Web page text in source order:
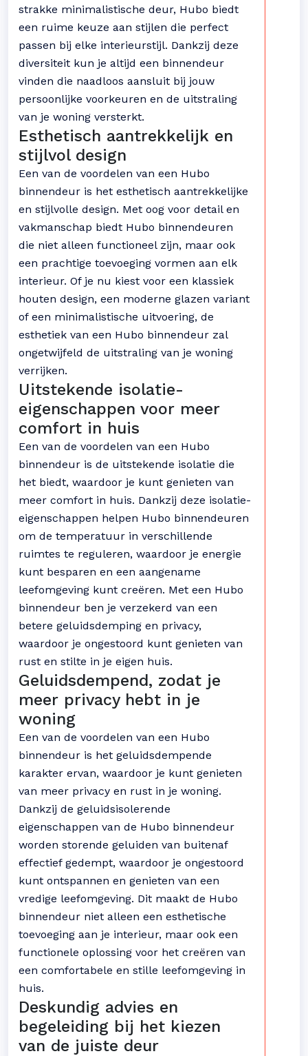
strakke minimalistische deur, Hubo biedt
een ruime keuze aan stijlen die perfect
passen bij elke interieurstijl. Dankzij deze
diversiteit kun je altijd een binnendeur
vinden die naadloos aansluit bij jouw
persoonlijke voorkeuren en de uitstraling
van je woning versterkt.
Esthetisch aantrekkelijk en
stijlvol design
Een van de voordelen van een Hubo
binnendeur is het esthetisch aantrekkelijke
en stijlvolle design. Met oog voor detail en
vakmanschap biedt Hubo binnendeuren
die niet alleen functioneel zijn, maar ook
een prachtige toevoeging vormen aan elk
interieur. Of je nu kiest voor een klassiek
houten design, een moderne glazen variant
of een minimalistische uitvoering, de
esthetiek van een Hubo binnendeur zal
ongetwijfeld de uitstraling van je woning
verrijken.
Uitstekende isolatie-
eigenschappen voor meer
comfort in huis
Een van de voordelen van een Hubo
binnendeur is de uitstekende isolatie die
het biedt, waardoor je kunt genieten van
meer comfort in huis. Dankzij deze isolatie-
eigenschappen helpen Hubo binnendeuren
om de temperatuur in verschillende
ruimtes te reguleren, waardoor je energie
kunt besparen en een aangename
leefomgeving kunt creëren. Met een Hubo
binnendeur ben je verzekerd van een
betere geluidsdemping en privacy,
waardoor je ongestoord kunt genieten van
rust en stilte in je eigen huis.
Geluidsdempend, zodat je
meer privacy hebt in je
woning
Een van de voordelen van een Hubo
binnendeur is het geluidsdempende
karakter ervan, waardoor je kunt genieten
van meer privacy en rust in je woning.
Dankzij de geluidsisolerende
eigenschappen van de Hubo binnendeur
worden storende geluiden van buitenaf
effectief gedempt, waardoor je ongestoord
kunt ontspannen en genieten van een
vredige leefomgeving. Dit maakt de Hubo
binnendeur niet alleen een esthetische
toevoeging aan je interieur, maar ook een
functionele oplossing voor het creëren van
een comfortabele en stille leefomgeving in
huis.
Deskundig advies en
begeleiding bij het kiezen
van de juiste deur